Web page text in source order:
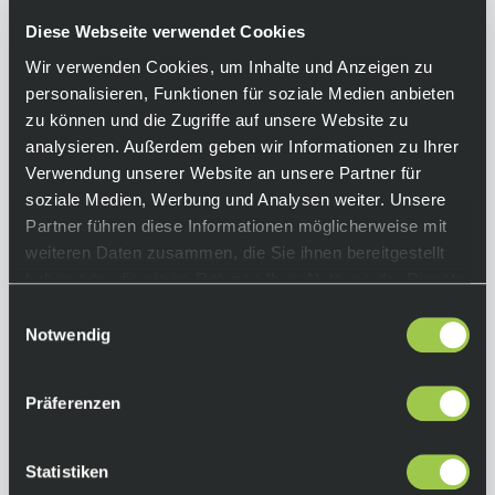
Diese Webseite verwendet Cookies
Wir verwenden Cookies, um Inhalte und Anzeigen zu
personalisieren, Funktionen für soziale Medien anbieten
zu können und die Zugriffe auf unsere Website zu
analysieren. Außerdem geben wir Informationen zu Ihrer
Verwendung unserer Website an unsere Partner für
soziale Medien, Werbung und Analysen weiter. Unsere
Partner führen diese Informationen möglicherweise mit
weiteren Daten zusammen, die Sie ihnen bereitgestellt
haben oder die sie im Rahmen Ihrer Nutzung der Dienste
Notwendig
Präferenzen
Statistiken
Atmungsaktivität mit TruDri®-Technologie für
optimalen Feuchtigkeitstransport.
Bewegungsfreiheit, stylishes Design und
legendäre Fox-Qualität – perfekt für dein
nächstes Offroad-Abenteuer!Welche Größe
passt dir? Hier findest du die Größentabellen
von Fox.
Equipment
• leichtes MTB-Langarmtrikot
• für Frauen
Feuchtigkeit für trockenen Tragekomfort
• geklebte Saum-, Hals- und Ärmelöffnungen